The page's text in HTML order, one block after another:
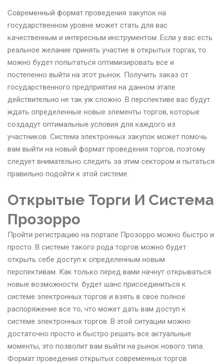
Современный формат проведения закупок на
государственном уровне может стать для вас
качественным и интересным инструментом. Если у вас есть
реальное желание принять участие в открытых торгах, то
можно будет попытаться оптимизировать все и
постепенно выйти на этот рынок. Получить заказ от
государственного предприятия на данном этапе
действительно не так уж сложно. В перспективе вас будут
ждать определенные новые элементы торгов, которые
создадут оптимальные условия для каждого из
участников. Система электронных закупок может помочь
вам выйти на новый формат проведения торгов, поэтому
следует внимательно следить за этим сектором и пытаться
правильно подойти к этой системе.
Открытые Торги И Система
Прозорро
Пройти регистрацию на портале Прозорро можно быстро и
просто. В системе такого рода торгов можно будет
открыть себе доступ к определенным новым
перспективам. Как только перед вами начнут открываться
новые возможности. будет шанс присоединиться к
системе электронных торгов и взять в свое полное
распоряжение все то, что может дать вам доступ к
системе электронных торгов. В этой ситуации можно
достаточно просто и быстро решать все актуальные
моменты, это позволит вам выйти на рынок нового типа.
Формат проведения открытых современных торгов